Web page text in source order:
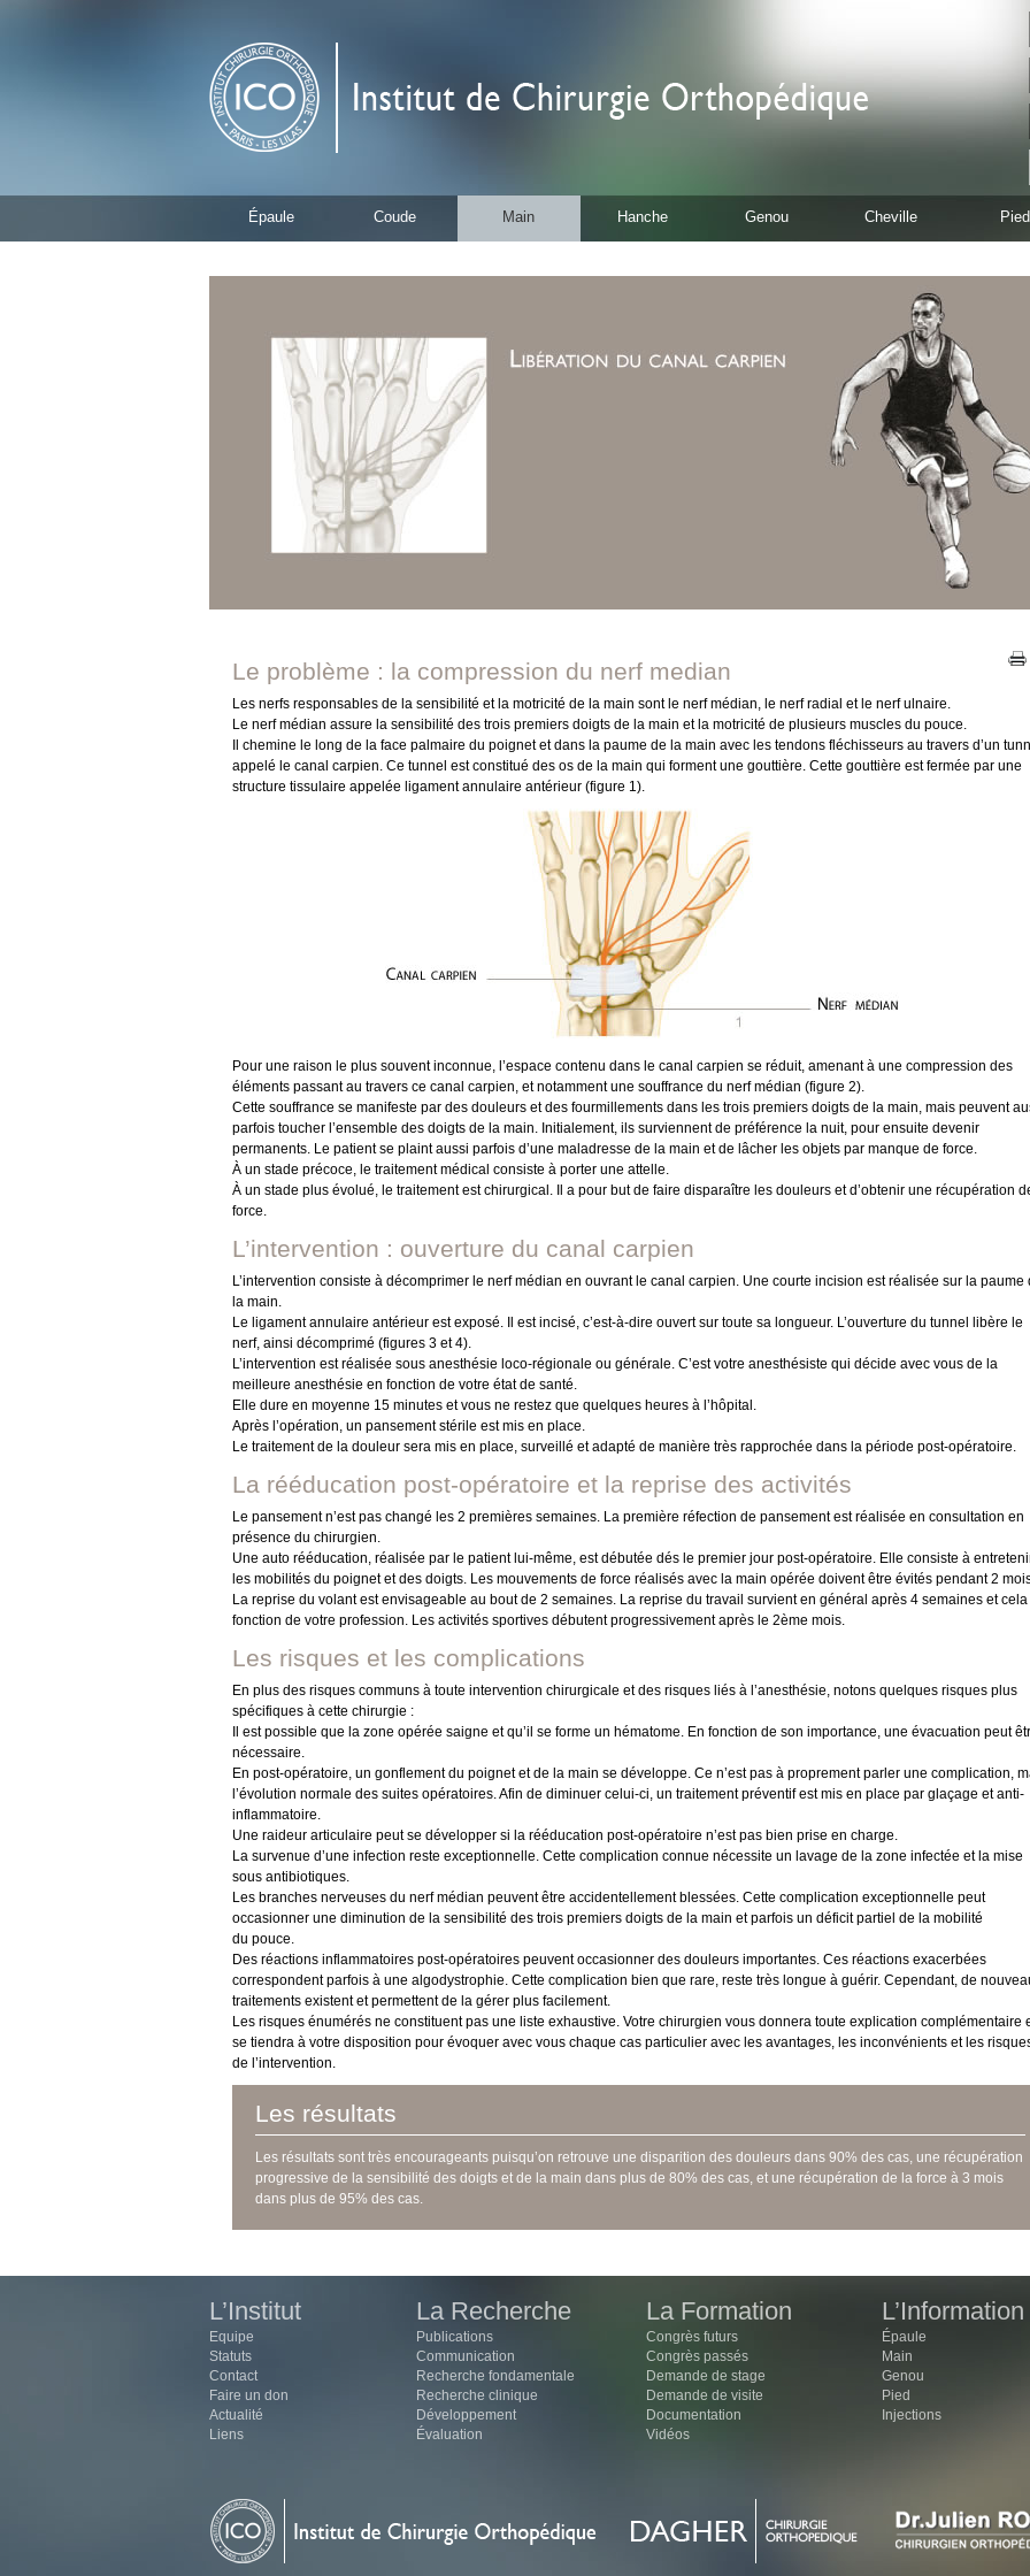
Épaule Coude Main Hanche Genou Cheville Pied
Le problème : la compression du nerf median
Les nerfs responsables de la sensibilité et la motricité de la main sont le nerf médian, le nerf radial et le nerf ulnaire.
Le nerf médian assure la sensibilité des trois premiers doigts de la main et la motricité de plusieurs muscles du pouce.
Il chemine le long de la face palmaire du poignet et dans la paume de la main avec les tendons fléchisseurs au travers d’un
appelé le canal carpien. Ce tunnel est constitué des os de la main qui forment une gouttière. Cette gouttière est fermée par une
structure tissulaire appelée ligament annulaire antérieur (figure 1).
Pour une raison le plus souvent inconnue, l’espace contenu dans le canal carpien se réduit, amenant à une compression des
éléments passant au travers ce canal carpien, et notamment une souffrance du nerf médian (figure 2).
Cette souffrance se manifeste par des douleurs et des fourmillements dans les trois premiers doigts de la main, mais peuvent
parfois toucher l’ensemble des doigts de la main. Initialement, ils surviennent de préférence la nuit, pour ensuite devenir
permanents. Le patient se plaint aussi parfois d’une maladresse de la main et de lâcher les objets par manque de force.
À un stade précoce, le traitement médical consiste à porter une attelle.
À un stade plus évolué, le traitement est chirurgical. Il a pour but de faire disparaître les douleurs et d’obtenir une récupération
force.
L’intervention : ouverture du canal carpien
L’intervention consiste à décomprimer le nerf médian en ouvrant le canal carpien. Une courte incision est réalisée sur la paume
la main.
Le ligament annulaire antérieur est exposé. Il est incisé, c’est-à-dire ouvert sur toute sa longueur. L’ouverture du tunnel libère le
nerf, ainsi décomprimé (figures 3 et 4).
L’intervention est réalisée sous anesthésie loco-régionale ou générale. C’est votre anesthésiste qui décide avec vous de la
meilleure anesthésie en fonction de votre état de santé.
Elle dure en moyenne 15 minutes et vous ne restez que quelques heures à l’hôpital.
Après l’opération, un pansement stérile est mis en place.
Le traitement de la douleur sera mis en place, surveillé et adapté de manière très rapprochée dans la période post-opératoire.
La rééducation post-opératoire et la reprise des activités
Le pansement n’est pas changé les 2 premières semaines. La première réfection de pansement est réalisée en consultation en
présence du chirurgien.
Une auto rééducation, réalisée par le patient lui-même, est débutée dés le premier jour post-opératoire. Elle consiste à
les mobilités du poignet et des doigts. Les mouvements de force réalisés avec la main opérée doivent être évités pendant 2
La reprise du volant est envisageable au bout de 2 semaines. La reprise du travail survient en général après 4 semaines et
fonction de votre profession. Les activités sportives débutent progressivement après le 2ème mois.
Les risques et les complications
En plus des risques communs à toute intervention chirurgicale et des risques liés à l’anesthésie, notons quelques risques plus
spécifiques à cette chirurgie :
Il est possible que la zone opérée saigne et qu’il se forme un hématome. En fonction de son importance, une évacuation peut
nécessaire.
En post-opératoire, un gonflement du poignet et de la main se développe. Ce n’est pas à proprement parler une complication,
l’évolution normale des suites opératoires. Afin de diminuer celui-ci, un traitement préventif est mis en place par glaçage et anti-
inflammatoire.
Une raideur articulaire peut se développer si la rééducation post-opératoire n’est pas bien prise en charge.
La survenue d’une infection reste exceptionnelle. Cette complication connue nécessite un lavage de la zone infectée et la mise
sous antibiotiques.
Les branches nerveuses du nerf médian peuvent être accidentellement blessées. Cette complication exceptionnelle peut
occasionner une diminution de la sensibilité des trois premiers doigts de la main et parfois un déficit partiel de la mobilité
du pouce.
Des réactions inflammatoires post-opératoires peuvent occasionner des douleurs importantes. Ces réactions exacerbées
correspondent parfois à une algodystrophie. Cette complication bien que rare, reste très longue à guérir. Cependant, de
traitements existent et permettent de la gérer plus facilement.
Les risques énumérés ne constituent pas une liste exhaustive. Votre chirurgien vous donnera toute explication complémentaire
se tiendra à votre disposition pour évoquer avec vous chaque cas particulier avec les avantages, les inconvénients et les
de l’intervention.
Les résultats
Les résultats sont très encourageants puisqu’on retrouve une disparition des douleurs dans 90% des cas, une récupération
progressive de la sensibilité des doigts et de la main dans plus de 80% des cas, et une récupération de la force à 3 mois
dans plus de 95% des cas.
L’Institut
Equipe
Statuts
Contact
Faire un don
Actualité
Liens
La Recherche
Publications
Communication
Recherche fondamentale
Recherche clinique
Développement
Évaluation
La Formation
Congrès futurs
Congrès passés
Demande de stage
Demande de visite
Documentation
Vidéos
Épaule
Main
Genou
Pied
Injections